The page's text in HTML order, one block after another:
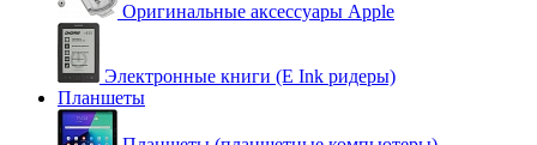
Оригинальные аксессуары Apple
Электронные книги (E Ink ридеры)
Планшеты